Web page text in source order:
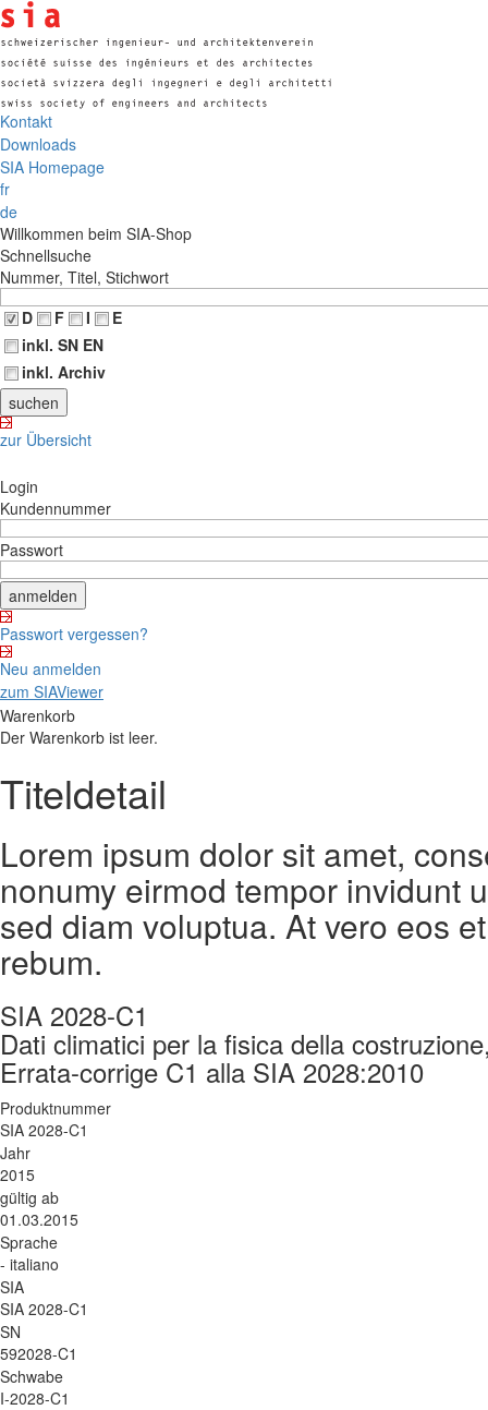
Kontakt
Downloads
SIA Homepage
fr
de
Willkommen beim SIA-Shop
Schnellsuche
Nummer, Titel, Stichwort
D
F I
E
inkl. SN EN
inkl. Archiv
zur Übersicht
Login
Kundennummer
Passwort
Passwort vergessen?
Neu anmelden
zum SIAViewer
Warenkorb
Der Warenkorb ist leer.
Titeldetail
Lorem ipsum dolor sit amet,
nonumy eirmod tempor invidunt
sed diam voluptua. At vero eos
rebum.
SIA 2028-C1
Dati climatici per la fisica della
Errata-corrige C1 alla SIA 2028:2010
Produktnummer
SIA 2028-C1
Jahr
2015
gültig ab
01.03.2015
Sprache
- italiano
SIA
SIA 2028-C1
SN
592028-C1
Schwabe
I-2028-C1